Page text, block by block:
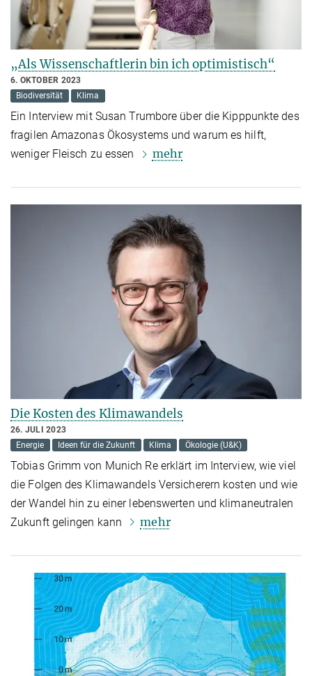
„Als Wissenschaftlerin bin ich optimistisch“
6. OKTOBER 2023
Biodiversität
Klima
Ein Interview mit Susan Trumbore über die Kipppunkte des
fragilen Amazonas Ökosystems und warum es hilft,
weniger Fleisch zu essen
mehr
Die Kosten des Klimawandels
26. JULI 2023
Energie
Ideen für die Zukunft Klima Ökologie (U&K)
Tobias Grimm von Munich Re erklärt im Interview, wie viel
die Folgen des Klimawandels Versicherern kosten und wie
der Wandel hin zu einer lebenswerten und klimaneutralen
Zukunft gelingen kann
mehr